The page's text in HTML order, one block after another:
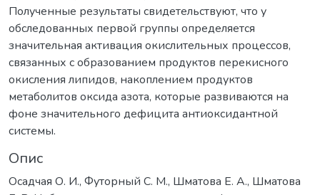
Полученные результаты свидетельствуют, что у
обследованных первой группы определяется
значительная активация окислительных процессов,
связанных с образованием продуктов перекисного
окисления липидов, накоплением продуктов
метаболитов оксида азота, которые развиваются на
фоне значительного дефицита антиоксидантной
системы.
Опис
Осадчая О. И., Футорный С. М., Шматова Е. А., Шматова